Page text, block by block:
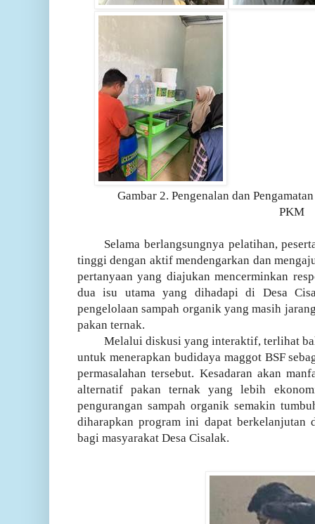
Gambar 2. Pengenalan dan
PKM
Selama berlangsungnya pelatihan,
tinggi dengan aktif mendengarkan dan
pertanyaan yang diajukan mencerminkan
dua isu utama yang dihadapi di Desa
pengelolaan sampah organik yang masih
pakan ternak.
Melalui diskusi yang interaktif, terlihat
untuk menerapkan budidaya maggot BSF
permasalahan tersebut. Kesadaran akan
alternatif pakan ternak yang lebih
pengurangan sampah organik semakin
diharapkan program ini dapat berkelanjutan
bagi masyarakat Desa Cisalak.